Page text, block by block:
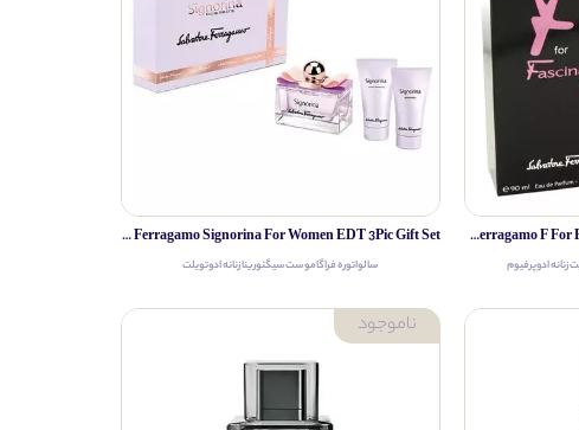
Salvatore Ferragamo F For Fascinating Night For Women EDP
زنانه ادوپرفیوم
Salvatore Ferragamo Signorina For Women EDT 3Pic Gift Set
سالواتوره فراگامو ست سیگنورینا زنانه ادوتویلت